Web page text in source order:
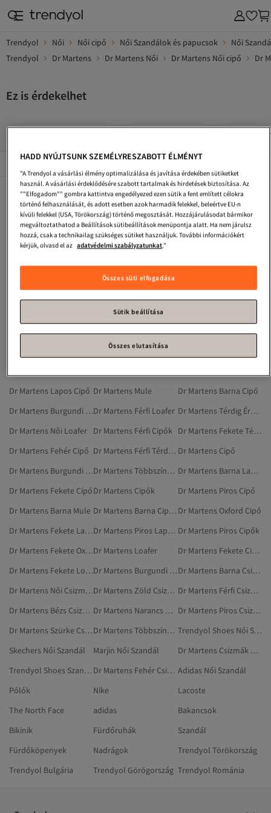
Trendyol Női Női cipő Női Szandálok és papucsok
Női
Trendyol
Dr Martens Dr Martens Női Dr Martens Női cipő Dr
Ez is érdekelhet
Dr
Népszerű márkák
Dr Martens Burgundi Bakancsok Dr Martens Női Lapos Cipő Dr Martens Bakancsok
Dr Martens Szürke Mule
Dr Martens Burgundi Cipő
Dr Martens Többszínű Bakancsok
Dr Martens Női Oxford Cipő Dr Martens Férfi Cipő
Dr Martens Barna Szandálok És PapucsokDr Martens Női Cipők
Dr Martens Szandálok És Papucsok
Dr Martens Fekete Bakancsok
Dr Martens Fehér Szandálok És Papucsok
Dr Martens Barna Bakancsok
Dr Martens Fehér Bakancsok
Dr Martens Többszínű Lapos Cipő
Dr Martens Lapos Cipő Dr Martens Mule
Dr Martens Barna Cipő
Dr Martens Burgundi CipőkDr Martens Férfi Loafer
Dr Martens Térdig Érő Csizma
Dr Martens Női Loafer
Dr Martens Férfi Cipők
Dr Martens Fekete Térdig Érő Csizma
Dr Martens Fehér Cipő
Dr Martens Férfi Térdig Érő Csizma Dr Martens Cipő
Dr Martens Burgundi Térdig Érő Csizma
Dr Martens Többszínű Cipők
Dr Martens Barna Lapos Cipő
Dr Martens Fekete CipőDr Martens Cipők
Dr Martens Piros Cipő
Dr Martens Barna Mule
Dr Martens Barna Cipők Dr Martens Oxford Cipő
Dr Martens Fekete Lapos Cipő
Dr Martens Piros Lapos Cipő Dr Martens Piros Cipők
Dr Martens Fekete Oxford CipőDr Martens Loafer
Dr Martens Fekete Cipők
Dr Martens Fekete Loafer
Dr Martens Burgundi Csizmák És Magas Szárú Csizmák
Dr Martens Barna Csizmák És Magas Szárú Csizmák
Dr Martens Női Csizmák És Magas Szárú Csizmák
Dr Martens Zöld Csizmák És Magas Szárú Csizmák
Dr Martens Férfi Csizmák És Magas Szárú Csizmák
Dr Martens Bézs Csizmák És Magas Szárú Csizmák
Dr Martens Narancs Csizmák És Magas Szárú Csizmák
Dr Martens Piros Csizmák És Magas Szárú Csizmák
Dr Martens Szürke Csizmák És Magas Szárú Csizmák
Dr Martens Többszínű Csizmák És Magas Szárú Csizmák
Trendyol Shoes Női Szandál
Skechers Női Szandál
Marjin Női Szandál
Dr Martens Csizmák És Magas Szárú Csizmák
Trendyol Shoes Szandál
Dr Martens Fehér Csizmák És Magas Szárú Csizmák Adidas Női Szandál
Pólók
Nike
Lacoste
The North Face
adidas
Bakancsok
Bikinik
Fürdőruhák
Szandál
Fürdőköpenyek
Nadrágok
Trendyol Törökország
Trendyol Bulgária
Trendyol Görögország Trendyol Románia
HADD NYÚJTSUNK SZEMÉLYRESZABOTT ÉLMÉNYT
"A Trendyol a vásárlási élmény optimalizálása és javítása érdekében sütiketket
használ. A vásárlási érdeklődésére szabott tartalmak és hirdetések biztosítása. Az
""Elfogadom"" gombra kattintva engedélyezed ezen sütik a fent említett célokra
történő felhasználását, és adott esetben azok harmadik felekkel, beleértve EU-n
kívüli felekkel (USA, Törökország) történő megosztását. Hozzájárulásodat bármikor
megváltoztathatod a Beállítások sütibeállítások menüpontja alatt. Ha nem járulsz
hozzá, csak a technikailag szükséges sütiket használjuk. További információkért
kérjük, olvasd el az adatvédelmi szabályzatunkat."
Összes süti elfogadása
Sütik beállítása
Összes elutasítása